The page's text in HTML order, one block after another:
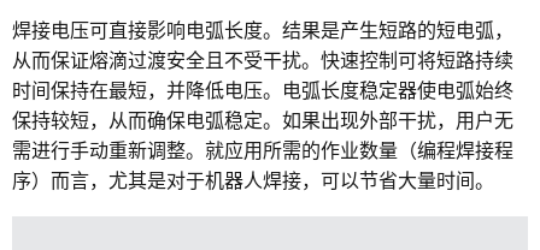
焊接电压可直接影响电弧长度。结果是产生短路的短电弧，
从而保证熔滴过渡安全且不受干扰。快速控制可将短路持续
时间保持在最短，并降低电压。电弧长度稳定器使电弧始终
保持较短，从而确保电弧稳定。如果出现外部干扰，用户无
需进行手动重新调整。就应用所需的作业数量（编程焊接程
序）而言，尤其是对于机器人焊接，可以节省大量时间。